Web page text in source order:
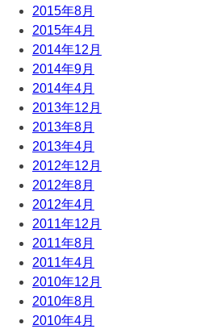
2015年8月
2015年4月
2014年12月
2014年9月
2014年4月
2013年12月
2013年8月
2013年4月
2012年12月
2012年8月
2012年4月
2011年12月
2011年8月
2011年4月
2010年12月
2010年8月
2010年4月